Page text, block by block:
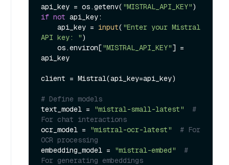
api_key = os.getenv( "MISTRAL_API_KEY"
if not api_key:
    api_key =
input( "Enter your Mistral
API key: ")
    os.environ[
"MISTRAL_API_KEY"] =
api_key
client = Mistral(api_key=api_key)
# Define models
text_model =
"mistral-small-latest"
#
For chat interactions
ocr_model =
"mistral-ocr-latest"
# For
OCR processing
embedding_model =
"mistral-embed"
#
For generating embeddings